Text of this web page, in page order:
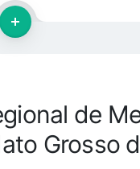
de
Grosso